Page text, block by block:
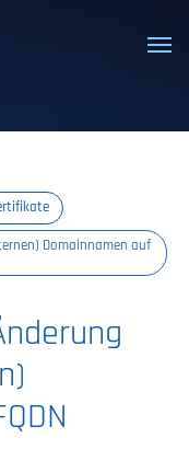
SSL/TLS-
Domainnamen auf